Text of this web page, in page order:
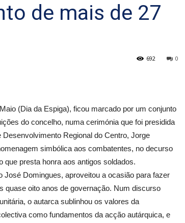
de mais de 27
0
692
(Dia da Espiga), ficou marcado por um conjunto
do concelho, numa cerimónia que foi presidida
Regional do Centro, Jorge
simbólica aos combatentes, no decurso
que presta honra aos antigos soldados.
José Domingues, aproveitou a ocasião para fazer
quase oito anos de governação. Num discurso
o autarca sublinhou os valores da
como fundamentos da acção autárquica, e